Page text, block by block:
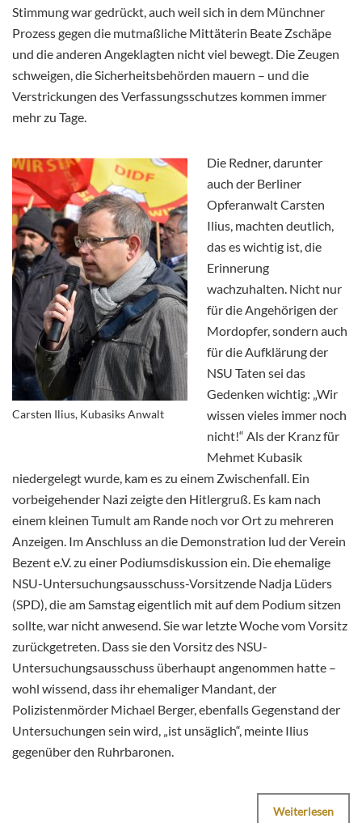
Stimmung war gedrückt, auch weil sich in dem Münchner
Prozess gegen die mutmaßliche Mittäterin Beate Zschäpe
und die anderen Angeklagten nicht viel bewegt. Die Zeugen
schweigen, die Sicherheitsbehörden mauern – und die
Verstrickungen des Verfassungsschutzes kommen immer
mehr zu Tage.
Carsten Ilius, Kubasiks Anwalt
Die Redner, darunter
auch der Berliner
Opferanwalt Carsten
Ilius, machten deutlich,
das es wichtig ist, die
Erinnerung
wachzuhalten. Nicht nur
für die Angehörigen der
Mordopfer, sondern auch
für die Aufklärung der
NSU Taten sei das
Gedenken wichtig: „Wir
wissen vieles immer noch
nicht!“ Als der Kranz für
Mehmet Kubasik
niedergelegt wurde, kam es zu einem Zwischenfall. Ein
vorbeigehender Nazi zeigte den Hitlergruß. Es kam nach
einem kleinen Tumult am Rande noch vor Ort zu mehreren
Anzeigen. Im Anschluss an die Demonstration lud der Verein
Bezent e.V. zu einer Podiumsdiskussion ein. Die ehemalige
NSU-Untersuchungsausschuss-Vorsitzende Nadja Lüders
(SPD), die am Samstag eigentlich mit auf dem Podium sitzen
sollte, war nicht anwesend. Sie war letzte Woche vom Vorsitz
zurückgetreten. Dass sie den Vorsitz des NSU-
Untersuchungsausschuss überhaupt angenommen hatte –
wohl wissend, dass ihr ehemaliger Mandant, der
Polizistenmörder Michael Berger, ebenfalls Gegenstand der
Untersuchungen sein wird, „ist unsäglich“, meinte Ilius
gegenüber den Ruhrbaronen.
Weiterlesen